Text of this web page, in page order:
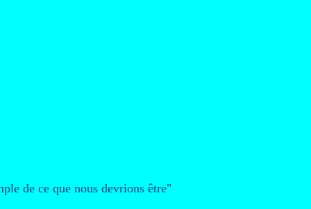
de ce que nous devrions être"